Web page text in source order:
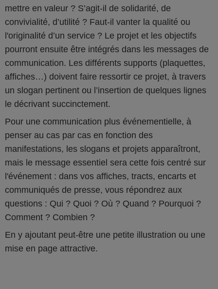
mettre en valeur ? S’agit-il de solidarité, de
convivialité, d’utilité ? Faut-il vanter la qualité ou
l'originalité d’un service ? Le projet et les objectifs
pourront ensuite être intégrés dans les messages de
communication. Les différents supports (plaquettes,
affiches…) doivent faire ressortir ce projet, à travers
un slogan pertinent ou l’insertion de quelques lignes
le décrivant succinctement.
Pour une communication plus événementielle, à
penser au cas par cas en fonction des
manifestations, les slogans et projets apparaîtront,
mais le message essentiel sera cette fois centré sur
l'événement : dans vos affiches, tracts, encarts et
communiqués de presse, vous répondrez aux
questions : Qui ? Quoi ? Où ? Quand ? Pourquoi ?
Comment ? Combien ?
En y ajoutant peut-être une petite illustration ou une
mise en page attractive.